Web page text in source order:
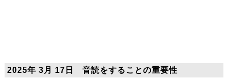
2025年 3月 17日 音読をすることの重要性